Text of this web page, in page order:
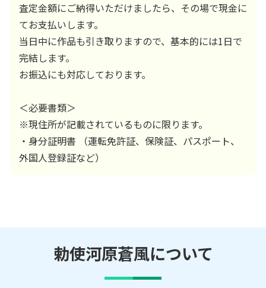
査定金額にご納得いただけましたら、その場で現金に
てお支払いします。
当日中に作品も引き取りますので、基本的には1日で
完結します。
お振込にも対応しております。
＜必要書類＞
※現住所が記載されているものに限ります。
・身分証明書 （運転免許証、保険証、パスポート、
外国人登録証など）
勅使河原蒼風について